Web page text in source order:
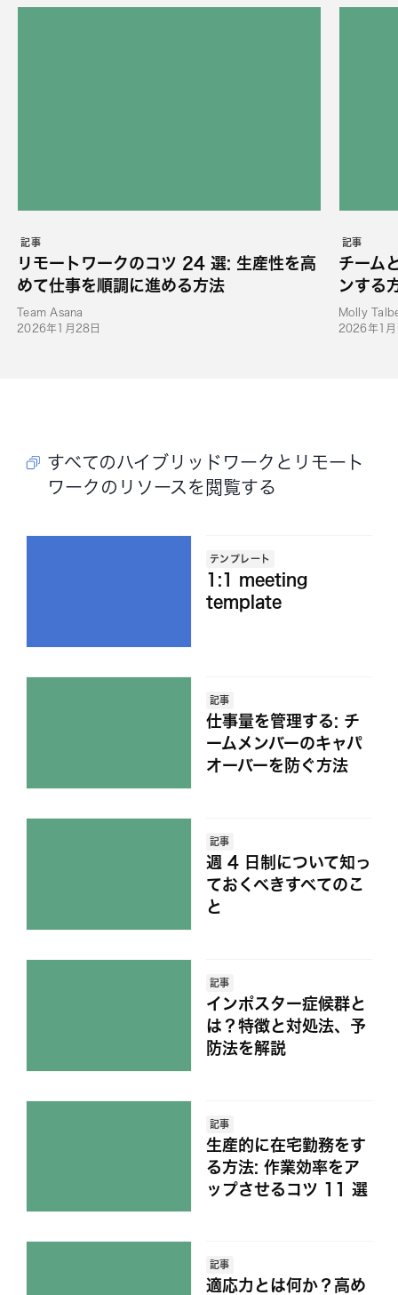
記事
リモートワークのコツ 24 選: 生産性を高
めて仕事を順調に進める方法
Team Asana
2026年1月28日
記事
チーム
ンする
Molly
2026年1
すべてのハイブリッドワークとリモート
ワークのリソースを閲覧する
テンプレート
1:1 meeting
template
記事
仕事量を管理する: チ
ームメンバーのキャパ
オーバーを防ぐ方法
記事
週 4 日制について知っ
ておくべきすべてのこ
と
記事
インポスター症候群と
は？特徴と対処法、予
防法を解説
記事
生産的に在宅勤務をす
る方法: 作業効率をア
ップさせるコツ 11 選
記事
適応力とは何か？高め